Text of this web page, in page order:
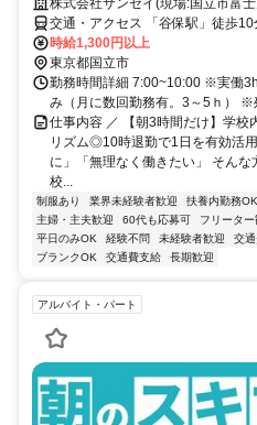
株式会社サンセイ(現場:国立市富
交通・アクセス 「谷保駅」徒歩10
時給1,300円以上
東京都国立市
勤務時間詳細 7:00~10:00 ※実働
み（月に数回勤務有。3～5ｈ） ※
仕事内容 ／ 【朝3時間だけ】学校
リズム◎10時退勤で1日を有効活
に」「無理なく働きたい」 そん
校...
制服あり 業界未経験者歓迎 扶養内勤務OK
主婦・主夫歓迎
60代も応募可 フリーター
平日のみOK
経験不問 未経験者歓迎 交
ブランクOK
交通費支給 長期歓迎
アルバイト・パート